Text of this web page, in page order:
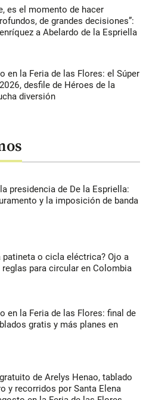
es el momento de hacer
de grandes decisiones”:
a Abelardo de la Espriella
en la Feria de las Flores: el Súper
desfile de Héroes de la
diversión
presidencia de De la Espriella:
y la imposición de banda
patineta o cicla eléctrica? Ojo a
reglas para circular en Colombia
en la Feria de las Flores: final de
gratis y más planes en
de Arelys Henao, tablado
y recorridos por Santa Elena